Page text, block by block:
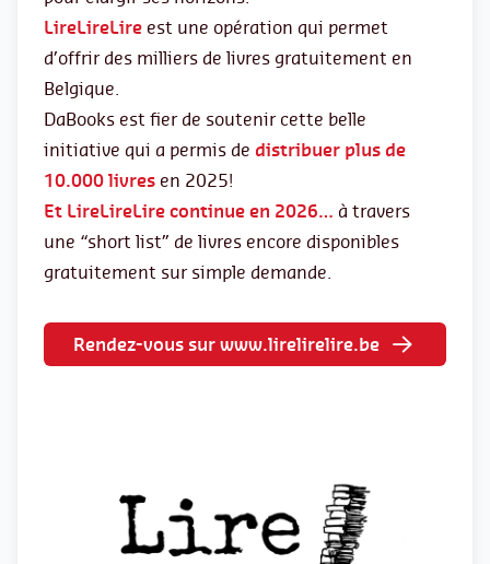
LireLireLire est une opération qui permet
d’offrir des milliers de livres gratuitement en
Belgique.
DaBooks est fier de soutenir cette belle
initiative qui a permis de distribuer plus de
10.000 livres en 2025!
Et LireLireLire continue en 2026… à travers
une “short list” de livres encore disponibles
gratuitement sur simple demande.
Rendez-vous sur www.lirelirelire.be